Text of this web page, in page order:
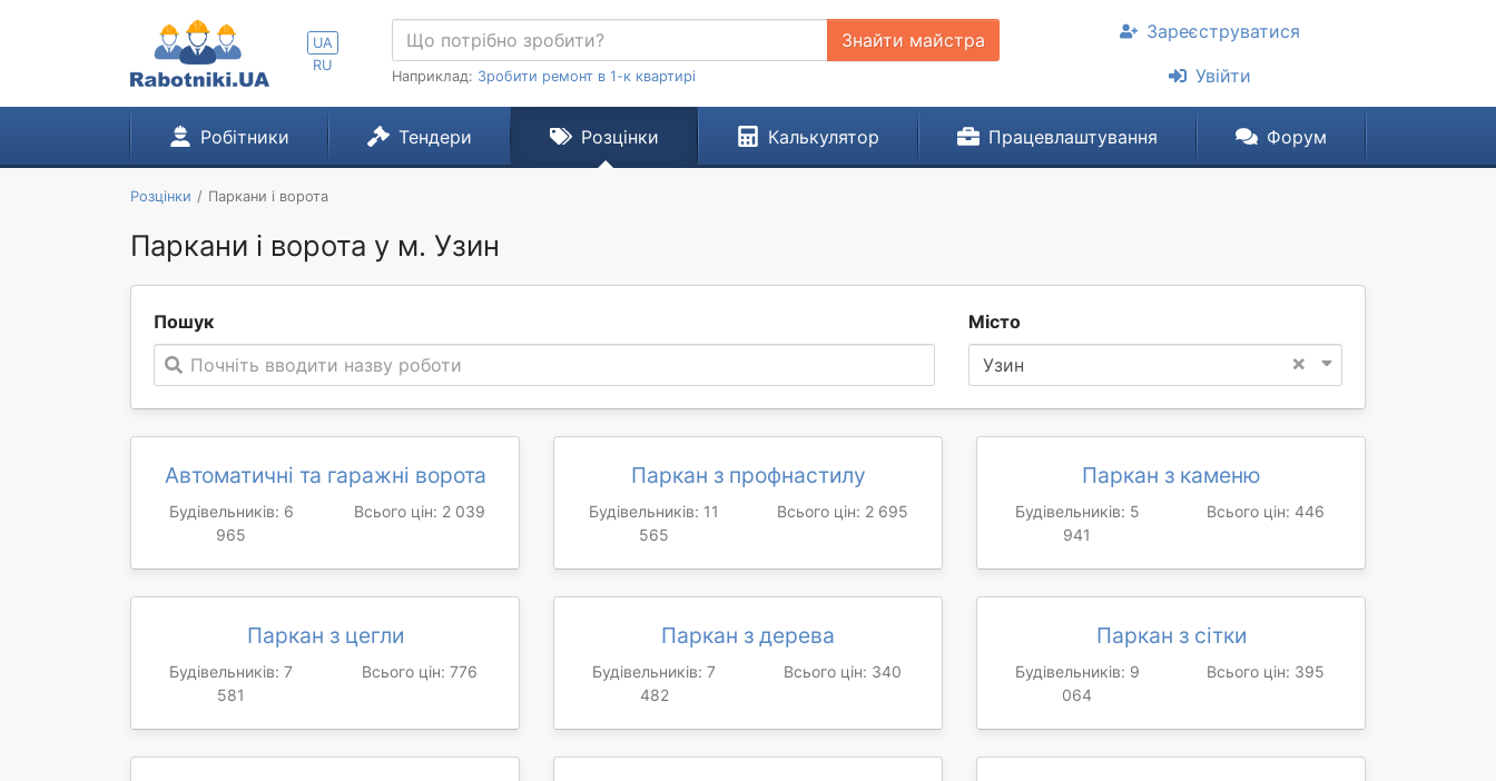
UA
RU
Знайти майстра
Наприклад: Зробити ремонт в 1-к квартирі
Зареєструватися
Увійти
Робітники Тендери Розцінки Калькулятор Працевлаштування Форум
Розцінки Паркани і ворота
Паркани і ворота у м. Узин
Пошук
Почніть вводити назву роботи
Місто
×
Узин
Автоматичні та гаражні ворота
Будівельників: 6
965
Всього цін: 2 039
Паркан з профнастилу
Будівельників: 11
565
Всього цін: 2 695
Паркан з каменю
Будівельників: 5
941
Всього цін: 446
Паркан з цегли
Будівельників: 7
581
Всього цін: 776
Паркан з дерева
Будівельників: 7
482
Всього цін: 340
Паркан з сітки
Будівельників: 9
064
Всього цін: 395